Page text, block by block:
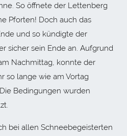
So öffnete der Lettenberg
Pforten! Doch auch das
und so kündigte der
sicher sein Ende an. Aufgrund
Nachmittag, konnte der
so lange wie am Vortag
Bedingungen wurden
bei allen Schneebegeisterten